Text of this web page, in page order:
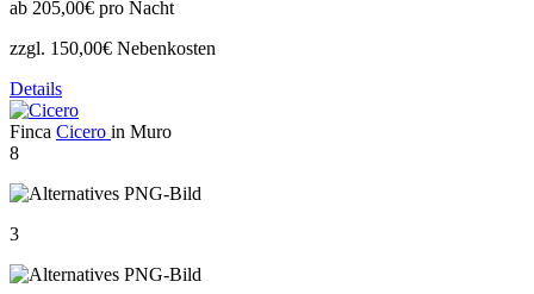
ab 205,00€ pro Nacht
zzgl. 150,00€ Nebenkosten
Details
Finca Cicero in Muro
8
3